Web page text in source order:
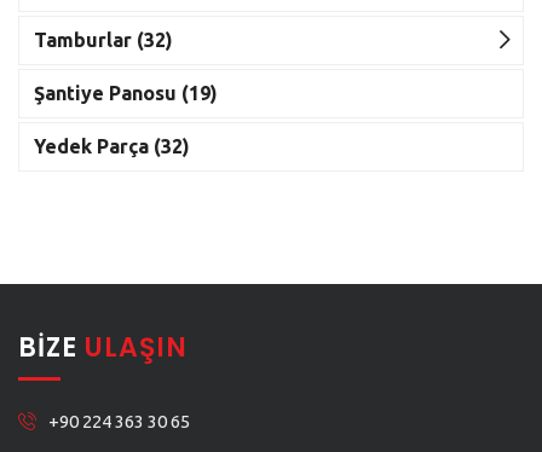
Tamburlar (32)
Şantiye Panosu (19)
Yedek Parça (32)
BIZE ULAŞIN
+90 224 363 30 65